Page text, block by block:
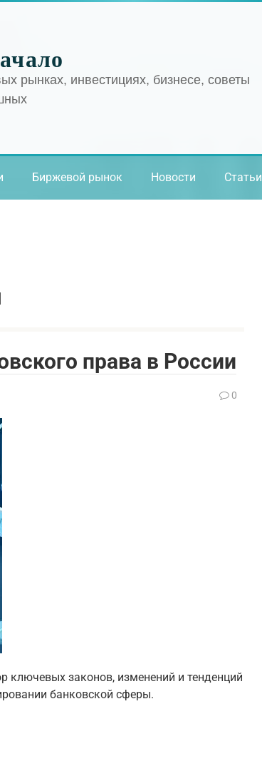
рынках, инвестициях, бизнесе, советы
Биржевой рынок Новости Статьи
права в России
0
ключевых законов, изменений и тенденций
банковской сферы.